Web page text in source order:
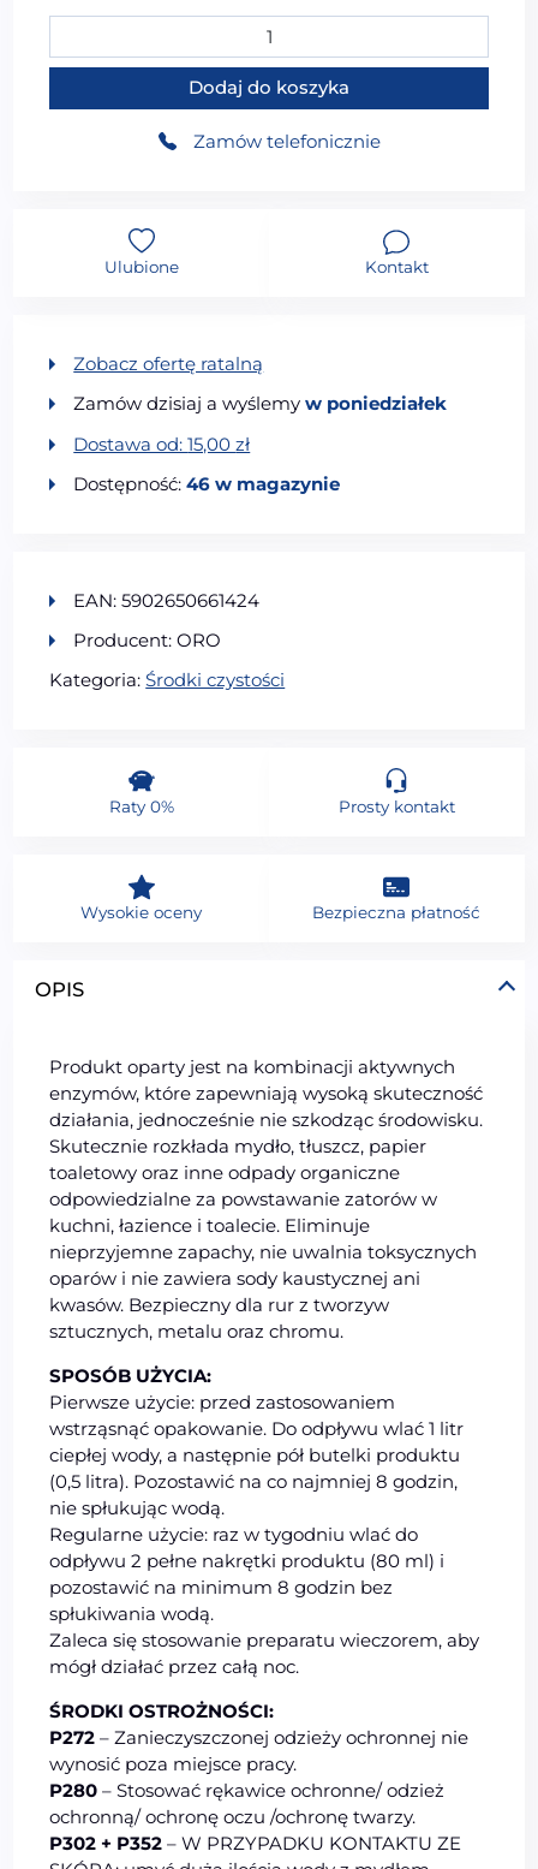
OPIS
Produkt oparty jest na kombinacji aktywnych
enzymów, które zapewniają wysoką skuteczność
działania, jednocześnie nie szkodząc środowisku.
Skutecznie rozkłada mydło, tłuszcz, papier
toaletowy oraz inne odpady organiczne
odpowiedzialne za powstawanie zatorów w
kuchni, łazience i toalecie. Eliminuje
nieprzyjemne zapachy, nie uwalnia toksycznych
oparów i nie zawiera sody kaustycznej ani
kwasów. Bezpieczny dla rur z tworzyw
sztucznych, metalu oraz chromu.
SPOSÓB UŻYCIA:
Pierwsze użycie: przed zastosowaniem
wstrząsnąć opakowanie. Do odpływu wlać 1 litr
ciepłej wody, a następnie pół butelki produktu
(0,5 litra). Pozostawić na co najmniej 8 godzin,
nie spłukując wodą.
Regularne użycie: raz w tygodniu wlać do
odpływu 2 pełne nakrętki produktu (80 ml) i
pozostawić na minimum 8 godzin bez
spłukiwania wodą.
Zaleca się stosowanie preparatu wieczorem, aby
mógł działać przez całą noc.
ŚRODKI OSTROŻNOŚCI:
P272 – Zanieczyszczonej odzieży ochronnej nie
wynosić poza miejsce pracy.
P280 – Stosować rękawice ochronne/ odzież
ochronną/ ochronę oczu /ochronę twarzy.
P302 + P352 – W PRZYPADKU KONTAKTU ZE
ilość ORO BIO UDRAŻNIACZ ODPŁYWÓW
Dodaj do koszyka
Zamów telefonicznie
Ulubione Kontakt
Zobacz ofertę ratalną
Zamów dzisiaj a wyślemyw poniedziałek
Dostawa od:15,00zł
Dostępność:46 w magazynie
EAN: 5902650661424
Producent: ORO
Kategoria:Środki czystości
Raty 0% Prosty kontakt
Wysokie oceny Bezpieczna płatność